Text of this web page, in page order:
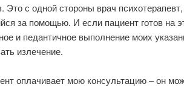
Это с одной стороны врач
за помощью. И если пациент готов на
и педантичное выполнение моих
излечение.
оплачивает мою консультацию – он